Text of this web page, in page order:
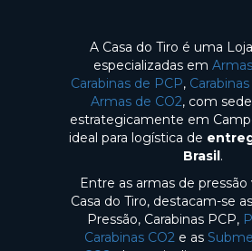
A Casa do Tiro é uma
especializadas em
Carabinas de PCP,
Armas de CO2, com
estrategicamente em
ideal para logística de
Brasil.
Entre as armas de pressão
Casa do Tiro, destacam-se
Pressão, Carabinas PCP,
Carabinas CO2 e as